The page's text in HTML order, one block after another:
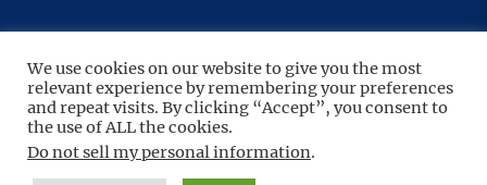
UP↑
Copyright © 2026 நிதர்சனம்.All rights reserved.
Theme: BoundlessNews ByThemeinwp.
WordPress.
We use cookies on our website to give you the most
relevant experience by remembering your preferences
and repeat visits. By clicking “Accept”, you consent to
the use of ALL the cookies.
Do not sell my personal information.